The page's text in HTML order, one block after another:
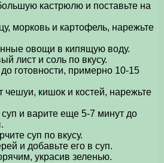
кастрюлю и поставьте на
морковь и картофель, нарежьте
овощи в кипящую воду.
лист и соль по вкусу.
готовности, примерно 10-15
чешуи, кишок и костей, нарежьте
и варите еще 5-7 минут до
суп по вкусу.
и добавьте его в суп.
украсив зеленью.